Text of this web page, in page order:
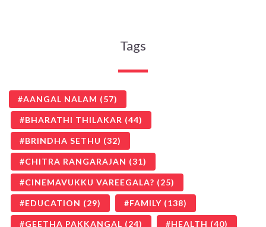
Tags
AANGAL NALAM (57)
BHARATHI THILAKAR (44)
BRINDHA SETHU (32)
CHITRA RANGARAJAN (31)
CINEMAVUKKU VAREEGALA? (25)
EDUCATION (29) FAMILY (138)
GEETHA PAKKANGAL (24) HEALTH (40)